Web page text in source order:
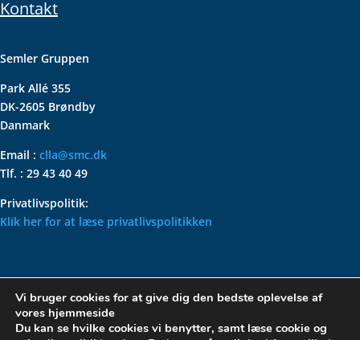
Kontakt
Semler Gruppen
Park Allé 355
DK-2605 Brøndby
Danmark
Email : clla@smc.dk
Tlf. : 29 43 40 49
Privatlivspolitik:
Klik her for at læse privatlivspolitikken
VOLKSWAGEN CLASSIC
PARTS – HOLDER DIN
KLASSISKE VOLKSWAGEN I
Vi bruger cookies for at give dig den bedste oplevelse af
vores hjemmeside
Du kan se hvilke cookies vi benytter, samt læse cookie og